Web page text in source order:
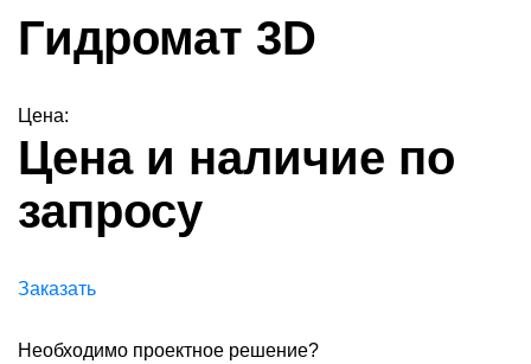
Гидромат 3D
Цена:
Цена и наличие по
запросу
Заказать
Необходимо проектное решение?